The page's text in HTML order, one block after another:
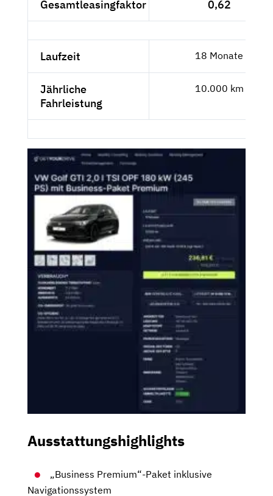
Gesamtleasingfaktor 0,62
Laufzeit 18 Monate
Jährliche
Fahrleistung
10.000 km
Ausstattungshighlights
„Business Premium“-Paket inklusive
Navigationssystem